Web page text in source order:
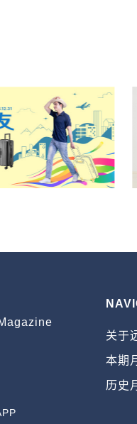
关于
本期
历史